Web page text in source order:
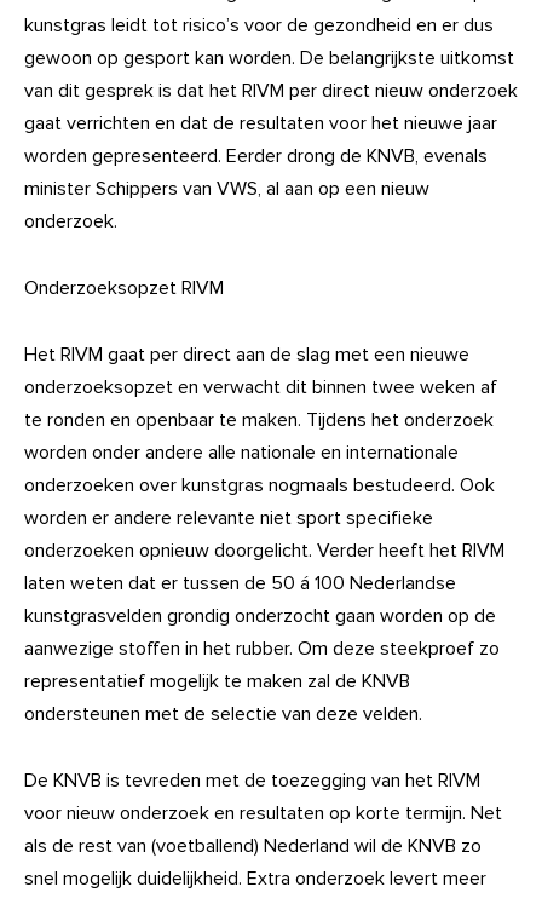
kunstgras leidt tot risico’s voor de gezondheid en er dus
gewoon op gesport kan worden. De belangrijkste uitkomst
van dit gesprek is dat het RIVM per direct nieuw onderzoek
gaat verrichten en dat de resultaten voor het nieuwe jaar
worden gepresenteerd. Eerder drong de KNVB, evenals
minister Schippers van VWS, al aan op een nieuw
onderzoek.
Onderzoeksopzet RIVM
Het RIVM gaat per direct aan de slag met een nieuwe
onderzoeksopzet en verwacht dit binnen twee weken af
te ronden en openbaar te maken. Tijdens het onderzoek
worden onder andere alle nationale en internationale
onderzoeken over kunstgras nogmaals bestudeerd. Ook
worden er andere relevante niet sport specifieke
onderzoeken opnieuw doorgelicht. Verder heeft het RIVM
laten weten dat er tussen de 50 á 100 Nederlandse
kunstgrasvelden grondig onderzocht gaan worden op de
aanwezige stoffen in het rubber. Om deze steekproef zo
representatief mogelijk te maken zal de KNVB
ondersteunen met de selectie van deze velden.
De KNVB is tevreden met de toezegging van het RIVM
voor nieuw onderzoek en resultaten op korte termijn. Net
als de rest van (voetballend) Nederland wil de KNVB zo
snel mogelijk duidelijkheid. Extra onderzoek levert meer